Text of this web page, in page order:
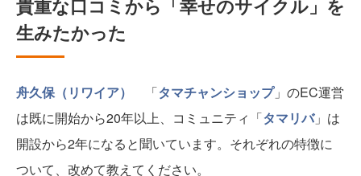
貴重な口コミから「幸せのサイクル」を
生みたかった
舟久保（リワイア） 「タマチャンショップ」のEC運営
は既に開始から20年以上、コミュニティ「タマリバ」は
開設から2年になると聞いています。それぞれの特徴に
ついて、改めて教えてください。